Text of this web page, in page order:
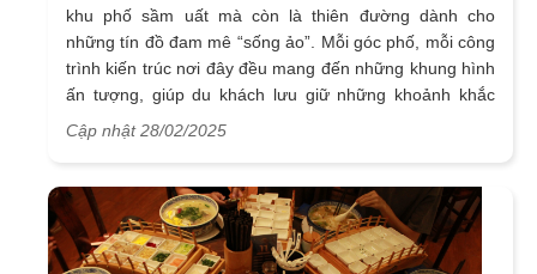
khu phố sầm uất mà còn là thiên đường dành cho
những tín đồ đam mê “sống ảo”. Mỗi góc phố, mỗi công
trình kiến trúc nơi đây đều mang đến những khung hình
ấn tượng, giúp du khách lưu giữ những khoảnh khắc
đẹp nhất. Nếu bạn đang tìm kiếm những địa điểm lý
Cập nhật 28/02/2025